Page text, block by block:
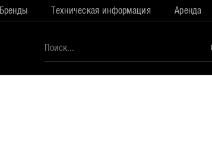
Бренды Техническая информация Аренда